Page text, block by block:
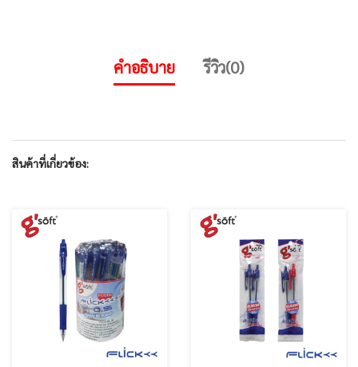
คำอธิบาย รีวิว(0)
สินค้าที่เกี่ยวข้อง: